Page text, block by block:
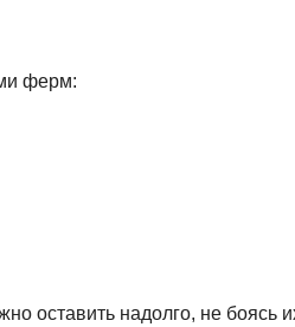
ферм:
оставить надолго, не боясь